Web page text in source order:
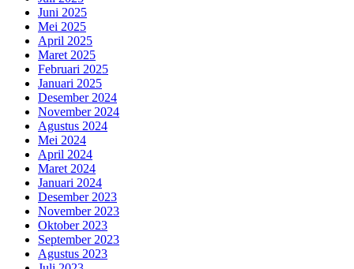
Juni 2025
Mei 2025
April 2025
Maret 2025
Februari 2025
Januari 2025
Desember 2024
November 2024
Agustus 2024
Mei 2024
April 2024
Maret 2024
Januari 2024
Desember 2023
November 2023
Oktober 2023
September 2023
Agustus 2023